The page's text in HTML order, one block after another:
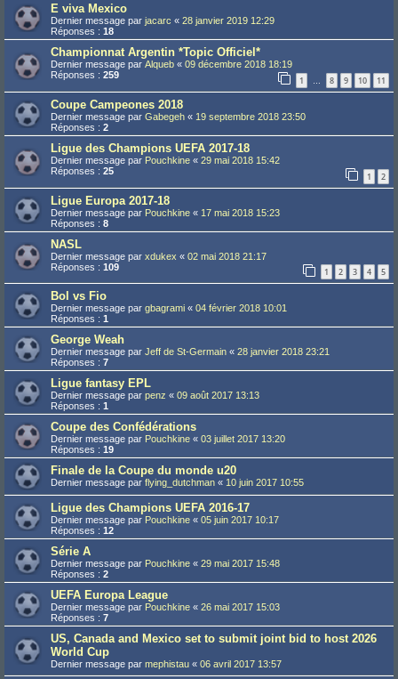
E viva Mexico
Dernier message par jacarc « 28 janvier 2019 12:29
Réponses : 18
Championnat Argentin *Topic Officiel*
Dernier message par Alqueb « 09 décembre 2018 18:19
Réponses : 259 1 … 8 9 10 11
Coupe Campeones 2018
Dernier message par Gabegeh « 19 septembre 2018 23:50
Réponses : 2
Ligue des Champions UEFA 2017-18
Dernier message par Pouchkine « 29 mai 2018 15:42
Réponses : 25 1 2
Ligue Europa 2017-18
Dernier message par Pouchkine « 17 mai 2018 15:23
Réponses : 8
NASL
Dernier message par xdukex « 02 mai 2018 21:17
Réponses : 109 1 2 3 4 5
Bol vs Fio
Dernier message par gbagrami « 04 février 2018 10:01
Réponses : 1
George Weah
Dernier message par Jeff de St-Germain « 28 janvier 2018 23:21
Réponses : 7
Ligue fantasy EPL
Dernier message par penz « 09 août 2017 13:13
Réponses : 1
Coupe des Confédérations
Dernier message par Pouchkine « 03 juillet 2017 13:20
Réponses : 19
Finale de la Coupe du monde u20
Dernier message par flying_dutchman « 10 juin 2017 10:55
Ligue des Champions UEFA 2016-17
Dernier message par Pouchkine « 05 juin 2017 10:17
Réponses : 12
Série A
Dernier message par Pouchkine « 29 mai 2017 15:48
Réponses : 2
UEFA Europa League
Dernier message par Pouchkine « 26 mai 2017 15:03
Réponses : 7
US, Canada and Mexico set to submit joint bid to host 2026
World Cup
Dernier message par mephistau « 06 avril 2017 13:57